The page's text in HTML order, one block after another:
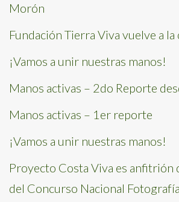
Morón
Fundación Tierra Viva vuelve a la
¡Vamos a unir nuestras manos!
Manos activas – 2do Reporte
Manos activas – 1er reporte
¡Vamos a unir nuestras manos!
Proyecto Costa Viva es anfitrión
del Concurso Nacional